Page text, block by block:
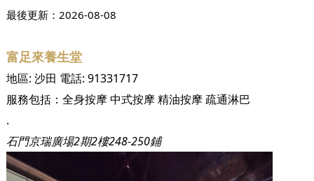
最後更新： 2026-08-08
富足來養生堂
地區: 沙田 電話: 91331717
服務包括： 全身按摩中式按摩精油按摩疏通淋巴
.
石門京瑞廣場2期2樓248-250鋪